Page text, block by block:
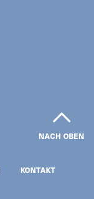
NACH OBEN
KONTAKT